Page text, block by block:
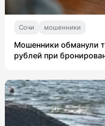
Сочи мошенники
Мошенники обманули
рублей при